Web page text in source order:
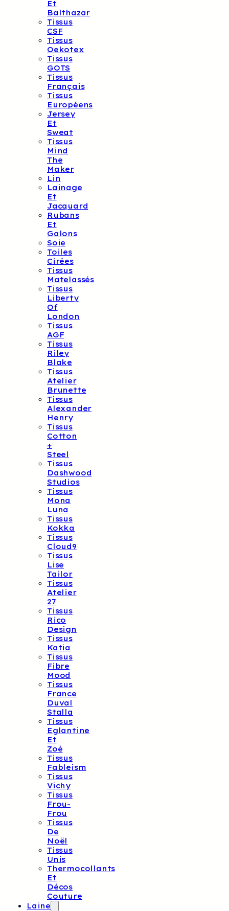
Et
Balthazar
Tissus
CSF
Tissus
Oekotex
Tissus
GOTS
Tissus
Français
Tissus
Européens
Jersey
Et
Sweat
Tissus
Mind
The
Maker
Lin
Lainage
Et
Jacquard
Rubans
Et
Galons
Soie
Toiles
Cirées
Tissus
Matelassés
Tissus
Liberty
Of
London
Tissus
AGF
Tissus
Riley
Blake
Tissus
Atelier
Brunette
Tissus
Alexander
Henry
Tissus
Cotton
+
Steel
Tissus
Dashwood
Studios
Tissus
Mona
Luna
Tissus
Kokka
Tissus
Cloud9
Tissus
Lise
Tailor
Tissus
Atelier
27
Tissus
Rico
Design
Tissus
Katia
Tissus
Fibre
Mood
Tissus
France
Duval
Stalla
Tissus
Eglantine
Et
Zoé
Tissus
Fableism
Tissus
Vichy
Tissus
Frou-
Frou
Tissus
De
Noël
Tissus
Unis
Thermocollants
Et
Décos
Couture
Laine